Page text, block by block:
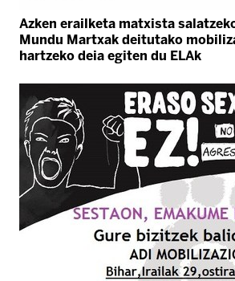
Azken erailketa matxista
Mundu Martxak deitutako
hartzeko deia egiten du ELAk